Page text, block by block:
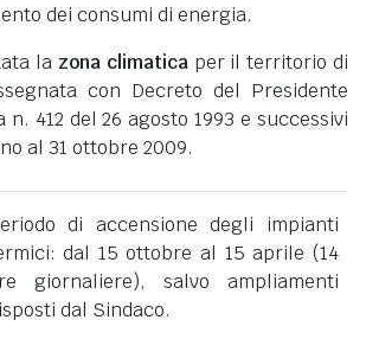
dei consumi di energia.
la zona climaticaper il territorio di
con Decreto del Presidente
412 del 26 agosto 1993 e successivi
al 31 ottobre 2009.
di accensione degli impianti
dal 15 ottobre al 15 aprile (14
giornaliere), salvo ampliamenti
dal Sindaco.